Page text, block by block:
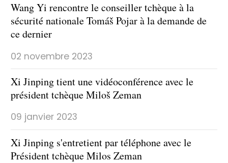
Wang Yi rencontre le conseiller tchèque à la
sécurité nationale Tomáš Pojar à la demande de
ce dernier
02 novembre 2023
Xi Jinping tient une vidéoconférence avec le
président tchèque Miloš Zeman
09 janvier 2023
Xi Jinping s'entretient par téléphone avec le
Président tchèque Milos Zeman